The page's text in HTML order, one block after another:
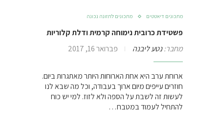
מתכונים דיאטטים מתכונים לתזונה נכונה
פשטידת כרובית נימוחה קרמית ודלת קלוריות
מחבר:נטע ליבנה פברואר 16, 2017
ארוחת ערב היא אחת הארוחות היותר מאתגרות ביום.
חוזרים עייפים מיום ארוך בעבודה, וכל מה שבא לנו
לעשות זה לשבת על הספה ולא לזוז. למי יש כוח
להתחיל לעמוד במטבח…